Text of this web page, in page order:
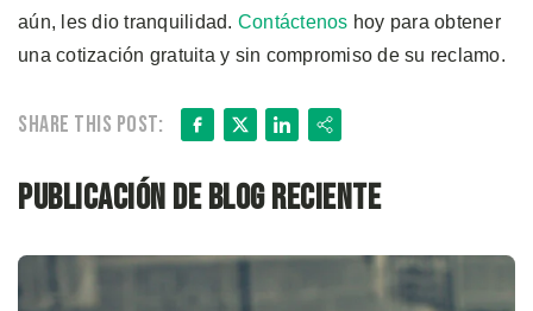
aún, les dio tranquilidad. Contáctenos hoy para obtener
una cotización gratuita y sin compromiso de su reclamo.
Share this post: Facebook
X LinkedIn
Share
Publicación de blog reciente